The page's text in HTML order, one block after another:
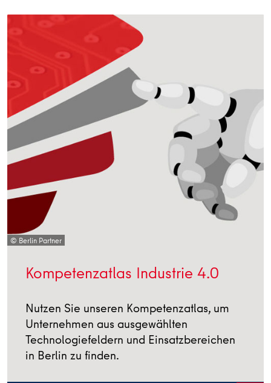
© Berlin Partner
Kompetenzatlas Industrie 4.0
Nutzen Sie unseren Kompetenzatlas, um
Unternehmen aus ausgewählten
Technologiefeldern und Einsatzbereichen
in Berlin zu finden.